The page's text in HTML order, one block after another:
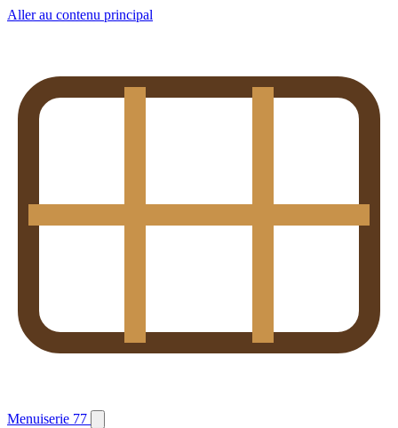
Aller au contenu principal
Menuiserie 77